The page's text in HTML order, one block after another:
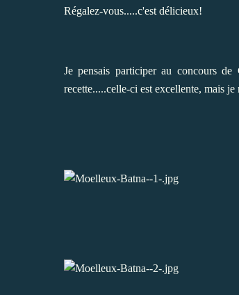
Régalez-vous.....c'est délicieux!
Je pensais participer au concours de
recette.....celle-ci est excellente, mais